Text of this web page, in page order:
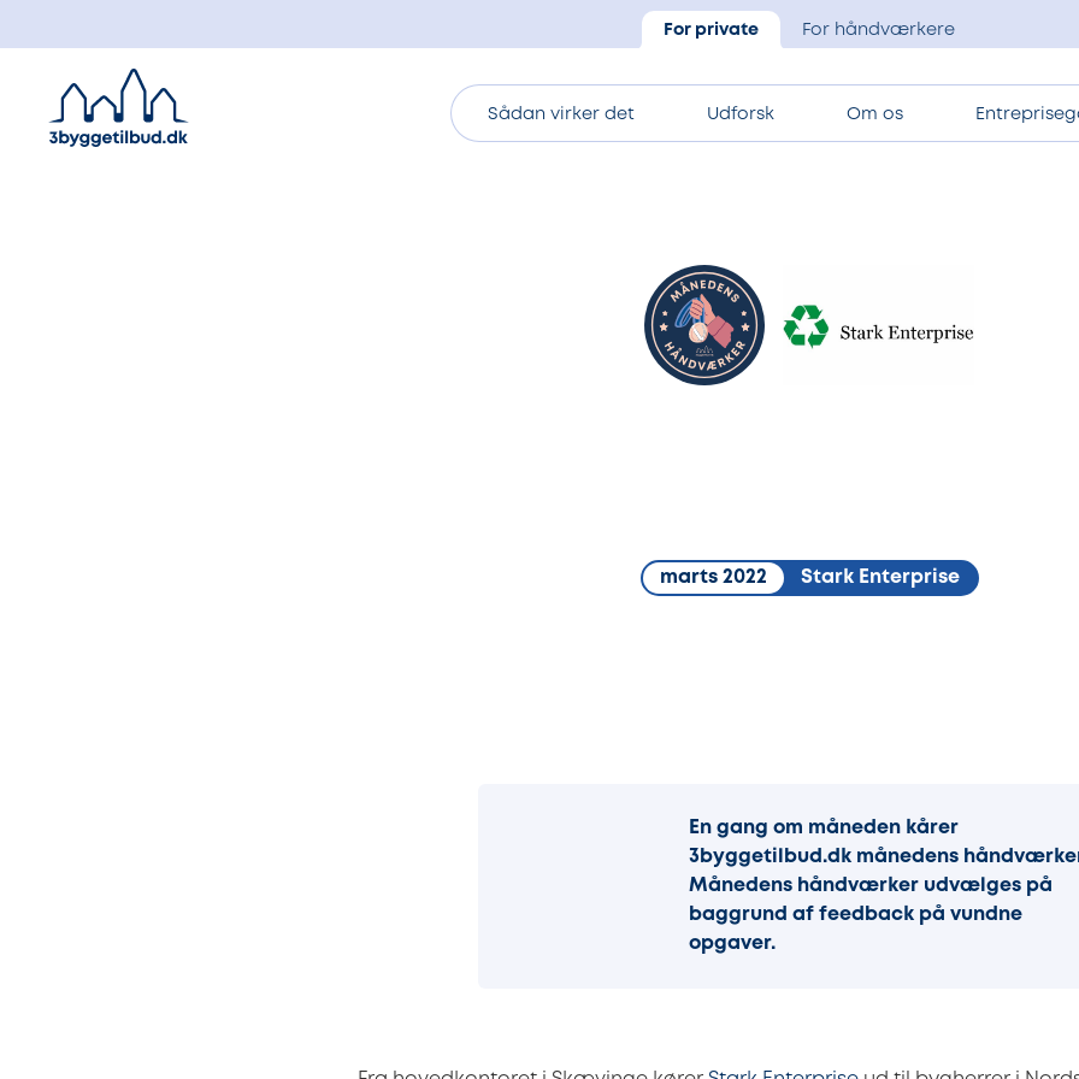
For private For håndværkere
Sådan virker det Udforsk Om os
marts 2022 Stark Enterprise
En gang om måneden kårer
3byggetilbud.dk månedens
Månedens håndværker udvælges på
baggrund af feedback på vundne
opgaver.